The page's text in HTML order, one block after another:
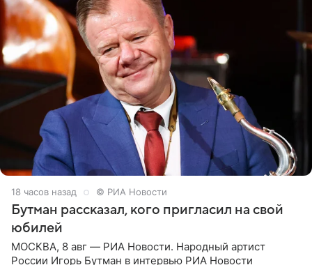
18 часов назад © РИА Новости
Бутман рассказал, кого пригласил на свой
юбилей
МОСКВА, 8 авг — РИА Новости. Народный артист
России Игорь Бутман в интервью РИА Новости